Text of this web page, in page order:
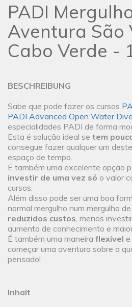
PADI
Aventura São
Cabo Verde -
BESCHREIBUNG
Sabe que pode fazer os cursos
PADI Advanced Open Water
especialidades PADI de forma
Esta é solução ideal se tem
consegue fazer qualquer um
espaço de tempo.
É também uma excelente opção
investir de uma vez só o valor
cursos.
Além disso pode ser uma boa
normal mergulho num mergulho
reduzidos custos, menos
aumento de conhecimento e
É também uma maneira flexivel e
começar uma aventura sobre a
pensado!
Inhalt